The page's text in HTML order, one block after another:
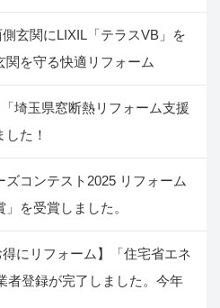
玄関にLIXIL「テラスVB」を
を守る快適リフォーム
埼玉県窓断熱リフォーム支援
た！
ズコンテスト2025 リフォーム
を受賞しました。
得にリフォーム】「住宅省エネ
者登録が完了しました。今年